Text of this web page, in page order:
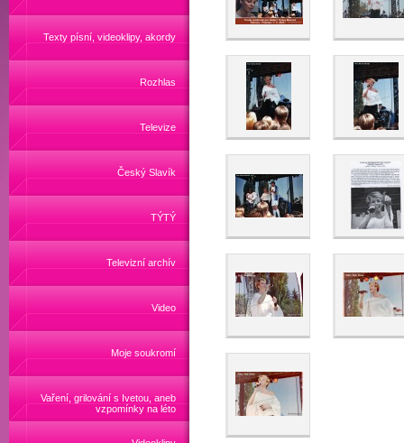
Texty písní, videoklipy, akordy
Rozhlas
Televize
Český Slavík
TÝTÝ
Televizní archív
Video
Moje soukromí
Vaření, grilování s Ivetou, aneb
vzpomínky na léto